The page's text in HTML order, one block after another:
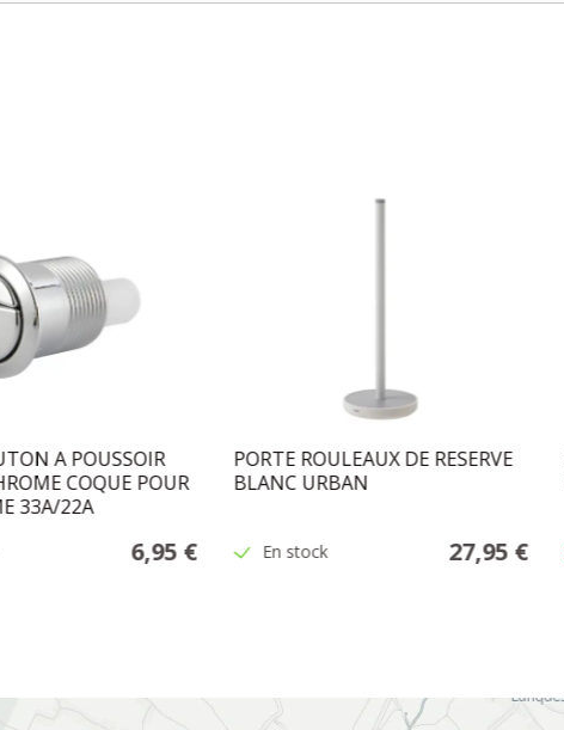
A POUSSOIR
COQUE POUR
33A/22A
6,95 €
PORTE ROULEAUX DE RESERVE
BLANC URBAN
En stock 27,95 €